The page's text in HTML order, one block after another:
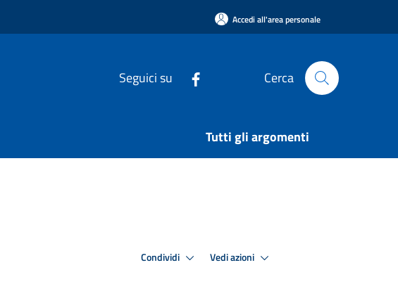
Accedi all'area personale
Seguici su Cerca
Tutti gli argomenti
Condividi Vedi azioni